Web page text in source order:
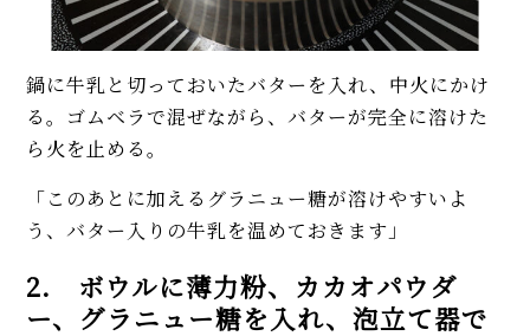
鍋に牛乳と切っておいたバターを入れ、中火にかけ
る。ゴムベラで混ぜながら、バターが完全に溶けた
ら火を止める。
「このあとに加えるグラニュー糖が溶けやすいよ
う、バター入りの牛乳を温めておきます」
2. ボウルに薄力粉、カカオパウダ
ー、グラニュー糖を入れ、泡立て器で